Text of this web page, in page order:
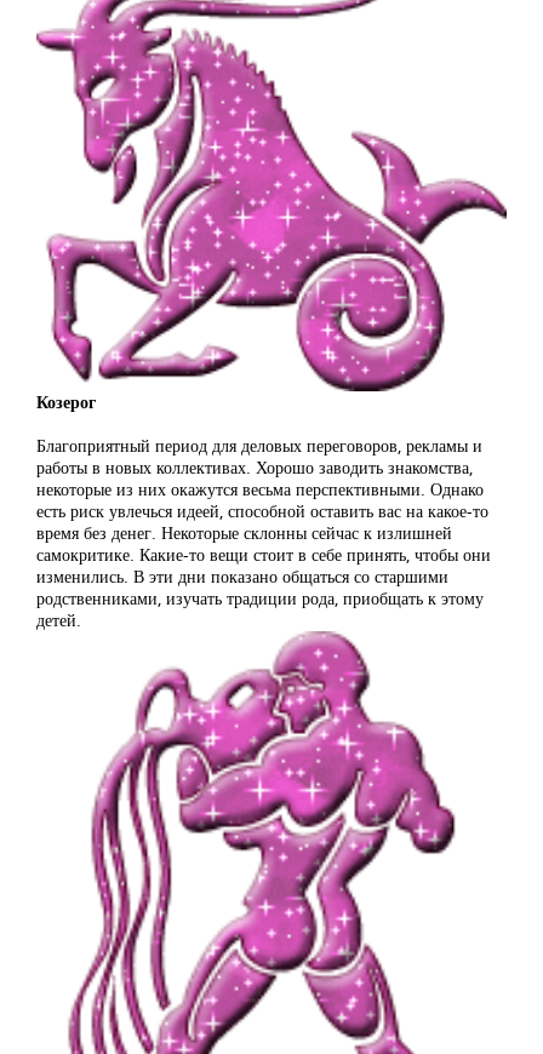
Козерог
Благоприятный период для деловых переговоров, рекламы и
работы в новых коллективах. Хорошо заводить знакомства,
некоторые из них окажутся весьма перспективными. Однако
есть риск увлечься идеей, способной оставить вас на какое-то
время без денег. Некоторые склонны сейчас к излишней
самокритике. Какие-то вещи стоит в себе принять, чтобы они
изменились. В эти дни показано общаться со старшими
родственниками, изучать традиции рода, приобщать к этому
детей.